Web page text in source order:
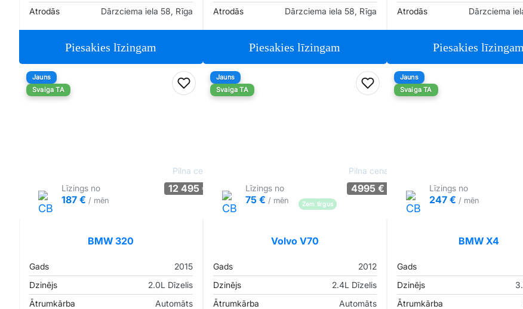
Atrodās
Dārzciema iela 58, Rīga
Piesakies līzingam
Atrodās
Dārzciema iela 58, Rīga
Piesakies līzingam
Atrodās
Dārzciema
Piesakies līzingam
Pievienot favorītiem
Jauns
Svaiga TA
Līzings no
187 € / mēn
Pilna cena
12 495 €
BMW 320
Gads
2015
Dzinējs
2.0L Dīzelis
Ātrumkārba
Automāts
Pievienot favorītiem
Jauns
Svaiga TA
Līzings no
75 € / mēn
Pilna cena
4995 €
Zem tirgus
Volvo V70
Gads
2012
Dzinējs
2.4L Dīzelis
Ātrumkārba
Automāts
Jauns
Svaiga TA
Līzings no
247 € / mēn
BMW X4
Gads
Dzinējs
Ātrumkārba